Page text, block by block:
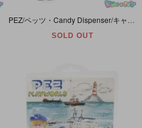
SOLD OUT